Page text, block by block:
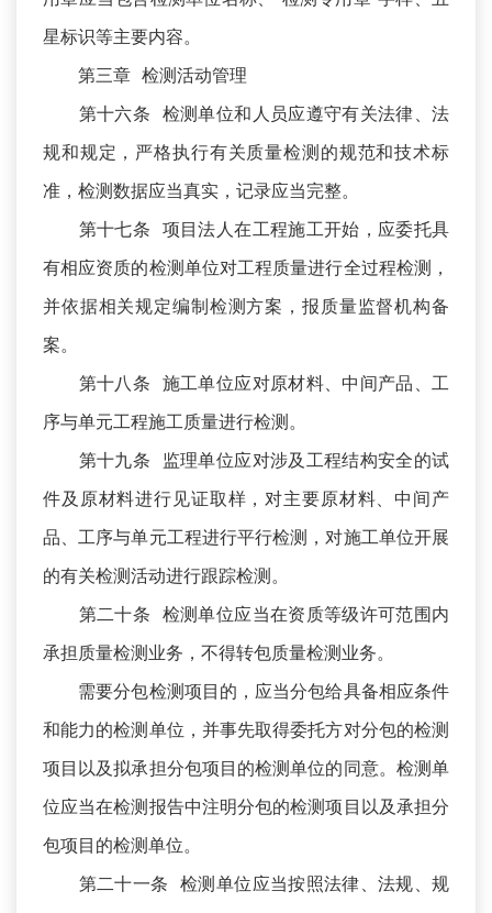
星标识等主要内容。
第三章 检测活动管理
第十六条 检测单位和人员应遵守有关法律、法
规和规定，严格执行有关质量检测的规范和技术标
准，检测数据应当真实，记录应当完整。
第十七条 项目法人在工程施工开始，应委托具
有相应资质的检测单位对工程质量进行全过程检测，
并依据相关规定编制检测方案，报质量监督机构备
案。
第十八条 施工单位应对原材料、中间产品、工
序与单元工程施工质量进行检测。
第十九条 监理单位应对涉及工程结构安全的试
件及原材料进行见证取样，对主要原材料、中间产
品、工序与单元工程进行平行检测，对施工单位开展
的有关检测活动进行跟踪检测。
第二十条 检测单位应当在资质等级许可范围内
承担质量检测业务，不得转包质量检测业务。
需要分包检测项目的，应当分包给具备相应条件
和能力的检测单位，并事先取得委托方对分包的检测
项目以及拟承担分包项目的检测单位的同意。检测单
位应当在检测报告中注明分包的检测项目以及承担分
包项目的检测单位。
第二十一条 检测单位应当按照法律、法规、规